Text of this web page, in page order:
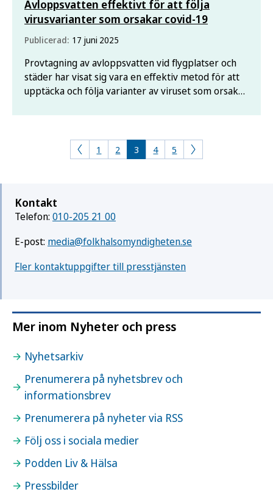
Avloppsvatten effektivt för att följa
virusvarianter som orsakar covid-19
Publicerad: 17 juni 2025
Provtagning av avloppsvatten vid flygplatser och
städer har visat sig vara en effektiv metod för att
upptäcka och följa varianter av viruset som orsakar
Folkhälsomyndigheten har deltagit i, och som nu
1 2 3 4 5
Kontakt
Telefon: 010-205 21 00
E-post: media@folkhalsomyndigheten.se
Fler kontaktuppgifter till presstjänsten
Mer inom Nyheter och press
Nyhetsarkiv
Prenumerera på nyhetsbrev och
informationsbrev
Prenumerera på nyheter via RSS
Följ oss i sociala medier
Podden Liv & Hälsa
Pressbilder